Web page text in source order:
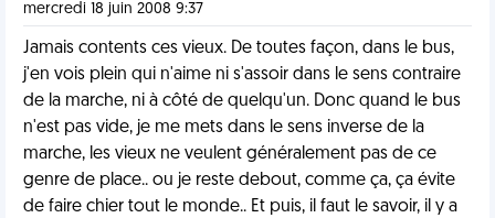
mercredi 18 juin 2008 9:37
Jamais contents ces vieux. De toutes façon, dans le bus,
j'en vois plein qui n'aime ni s'assoir dans le sens contraire
de la marche, ni à côté de quelqu'un. Donc quand le bus
n'est pas vide, je me mets dans le sens inverse de la
marche, les vieux ne veulent généralement pas de ce
genre de place.. ou je reste debout, comme ça, ça évite
de faire chier tout le monde.. Et puis, il faut le savoir, il y a